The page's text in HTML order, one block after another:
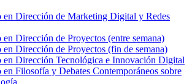
en Dirección de Marketing Digital y Redes
Dirección de Proyectos (entre semana)
Dirección de Proyectos (fin de semana)
en Dirección Tecnológica e Innovación Digital
Filosofía y Debates Contemporáneos sobre